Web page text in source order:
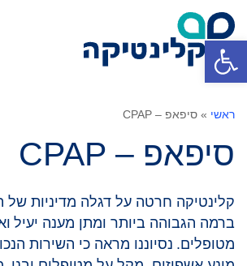
פתח סרגל נגישות
ראשי » סיפאפ – CPAP
סיפאפ – CPAP
קלינטיקה חרטה על דגלה מדיניות של
ברמה הגבוהה ביותר ומתן מענה יעיל
מטופלים. נסיוננו מראה כי השירות